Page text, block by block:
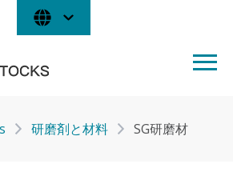
研磨剤と材料 SG研磨材